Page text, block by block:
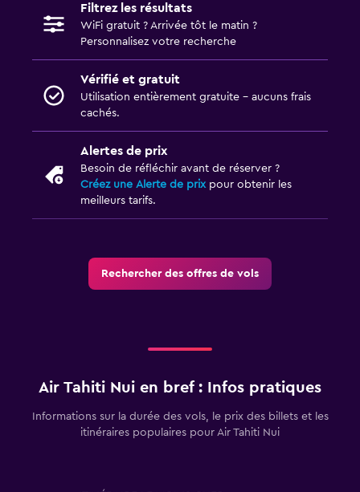
Filtrez les résultats
WiFi gratuit ? Arrivée tôt le matin ?
Personnalisez votre recherche
Vérifié et gratuit
Utilisation entièrement gratuite - aucuns frais
cachés.
Alertes de prix
Besoin de réfléchir avant de réserver ?
Créez une Alerte de prix pour obtenir les
meilleurs tarifs.
Rechercher des offres de vols
Air Tahiti Nui en bref : Infos pratiques
Informations sur la durée des vols, le prix des billets et les
itinéraires populaires pour Air Tahiti Nui